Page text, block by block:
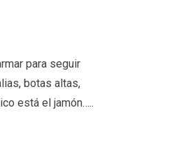
para seguir
botas altas,
está el jamón…..